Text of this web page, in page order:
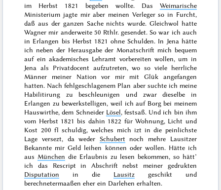
im Herbst 1821 begeben wollte. Das Weimarische
Ministerium jagte mir aber meinen Verleger so in Furcht,
daß aus der ganzen Sache nichts wurde. Gleichwol hatte
Wagner mir anderweite 50 Rthlr. gesendet. So war ich auch
in Erlangen bis Herbst 1821 ohne Schulden. In Jena hätte
ich neben der Herausgabe der Monatschrift mich bequem
auf ein akademisches Lehramt vorbereiten wollen, um in
Jena als Privatdocent aufzutreten, wo so viele herrliche
Männer meiner Nation vor mir mit Glük angefangen
hatten. Nach fehlgeschlagenem Plan aber suchte ich meine
Habilitirung zu beschleunigen und zwar dieselbe in
Erlangen zu bewerkstelligen, weil ich auf Borg bei meinem
Hauswirthe, dem Schneider Lösel, festsaß. Und ich bin ihm
vom Herbst 1821 bis dahin 1822 für Wohnung, Licht und
Kost 200 fl schuldig, welches mich izt in die peinlichste
Lage versezt, da weder Schubert noch mehre Lausitzer
Bekannte mir Geld leihen können oder wollen. Hätte ich
aus München die Erlaubnis zu lesen bekommen, so hätt’
ich das Rescript in Abschrift nebst meiner gedrukten
Disputation in die Lausitzgeschikt und
berechnetermaaßen eher ein Darlehen erhalten.